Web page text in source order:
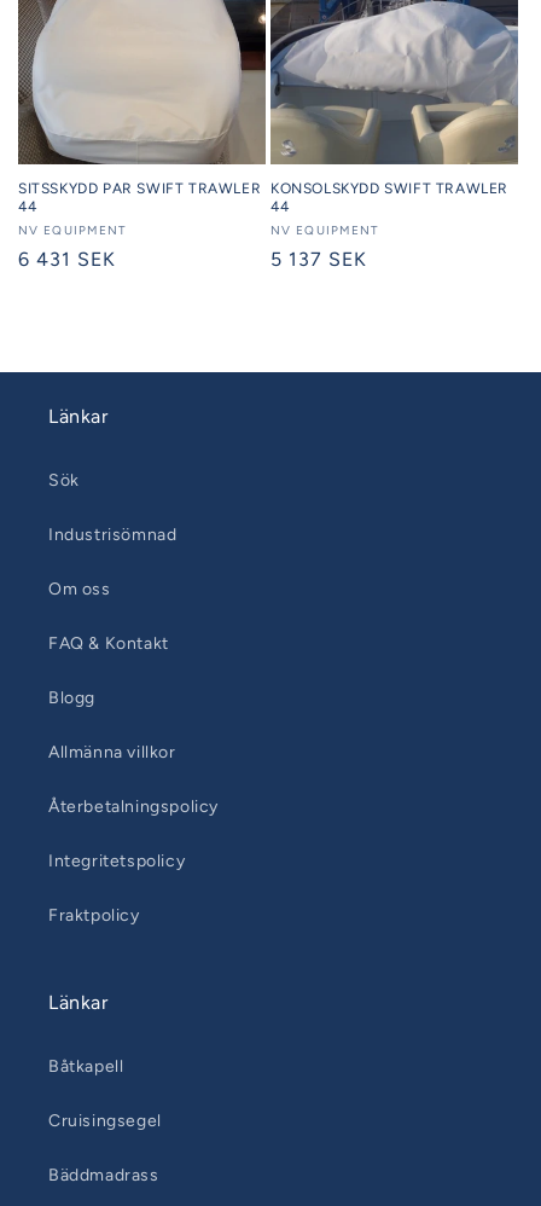
SITSSKYDD PAR SWIFT TRAWLER
44
Säljare:
NV EQUIPMENT
Ordinarie
6 431 SEK
KONSOLSKYDD SWIFT TRAWLER
44
Säljare:
NV EQUIPMENT
Ordinarie
5 137 SEK
Länkar
Sök
Industrisömnad
Om oss
FAQ & Kontakt
Blogg
Allmänna villkor
Återbetalningspolicy
Integritetspolicy
Fraktpolicy
Länkar
Båtkapell
Cruisingsegel
Bäddmadrass